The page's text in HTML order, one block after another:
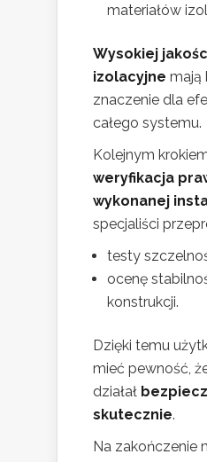
materiałów
Wysokiej
izolacyjne mają
znaczenie dla
całego systemu.
Kolejnym
weryfikacja
wykonanej
specjaliści
testy
ocenę
konstrukcji.
Dzięki temu
mieć pewność,
działał
skutecznie.
Na zakończenie